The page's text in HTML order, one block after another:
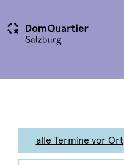
alle Termine vor Ort